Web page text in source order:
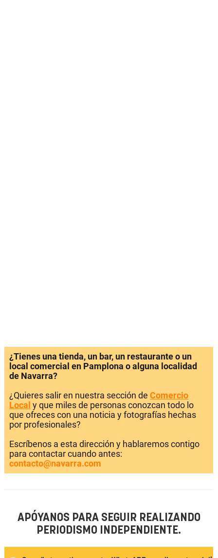
¿Tienes una tienda, un bar, un restaurante o un
local comercial en Pamplona o alguna localidad
de Navarra?
¿Quieres salir en nuestra sección de Comercio
Local y que miles de personas conozcan todo lo
que ofreces con una noticia y fotografías hechas
por profesionales?
Escríbenos a esta dirección y hablaremos contigo
para contactar cuando antes:
contacto@navarra.com
APÓYANOS PARA SEGUIR REALIZANDO
PERIODISMO INDEPENDIENTE.